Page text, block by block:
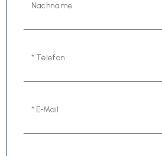
Nachname
* Telefon
* E-Mail